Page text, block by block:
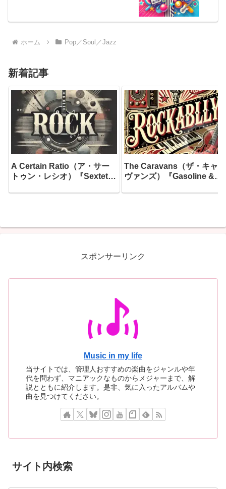
ホーム Pop／Soul／Jazz
新着記事
A Certain Ratio（ア・サー
トゥン・レシオ）『Sextet』
生んだ最も「踊れる」傑作に
バム」と今なお称賛され続け
The Caravans（ザ・キャラ
ヴァンズ）『Gasoline &
リット・ロカビリーの帝王
た2018年最高のネオロカビ
スポンサーリンク
Music in my life
当サイトでは、管理人おすすめの楽曲をジャンルや年
代を問わず、マニアックなものからメジャーまで、解
説とともに紹介します。是非、気に入ったアルバムや
曲を見つけてください。
サイト内検索